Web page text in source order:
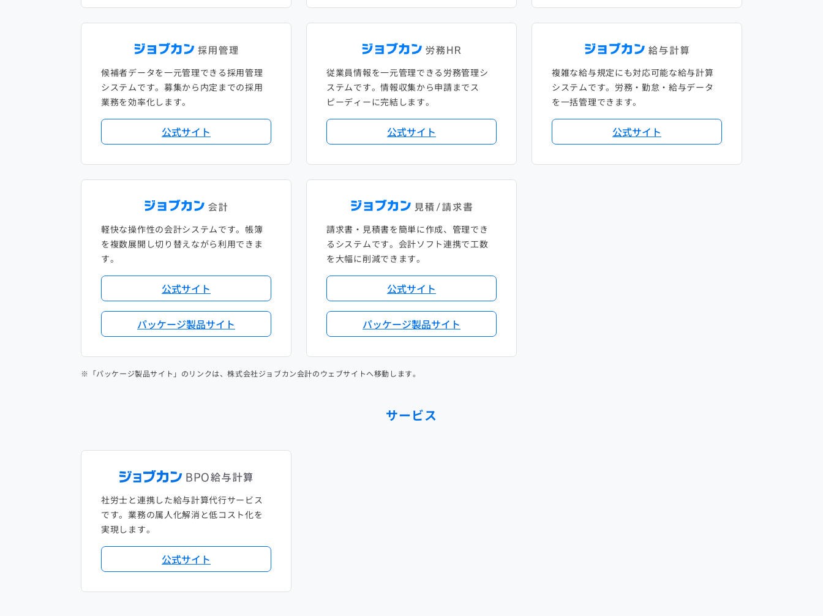
候補者データを一元管理できる採用管理
システムです。募集から内定までの採用
業務を効率化します。
公式サイト
従業員情報を一元管理できる労務管理シ
ステムです。情報収集から申請までス
ピーディーに完結します。
公式サイト
複雑な給与規定にも対応可能な給与計算
システムです。労務・勤怠・給与データ
を一括管理できます。
公式サイト
軽快な操作性の会計システムです。帳簿
を複数展開し切り替えながら利用できま
す。
公式サイト
パッケージ製品サイト
請求書・見積書を簡単に作成、管理でき
るシステムです。会計ソフト連携で工数
を大幅に削減できます。
公式サイト
パッケージ製品サイト
※「パッケージ製品サイト」のリンクは、株式会社ジョブカン会計のウェブサイトへ移動します。
サービス
社労士と連携した給与計算代行サービス
です。業務の属人化解消と低コスト化を
実現します。
公式サイト